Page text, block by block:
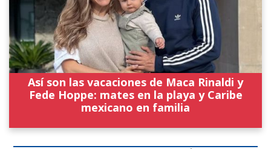
Así son las vacaciones de Maca Rinaldi y
Fede Hoppe: mates en la playa y Caribe
mexicano en familia